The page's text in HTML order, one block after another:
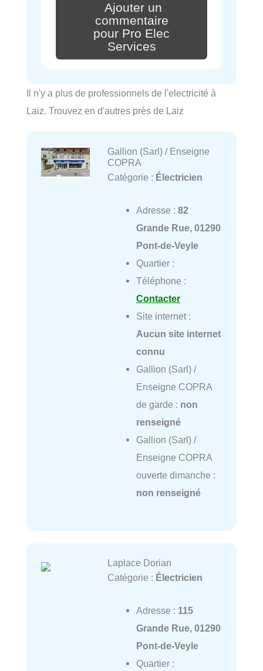
Ajouter un
commentaire
pour Pro Elec
Services
Il n'y a plus de professionnels de l'electricité à
Laiz. Trouvez en d'autres près de Laiz
Gallion (Sarl) / Enseigne
COPRA
Catégorie : Électricien
Adresse : 82
Grande Rue, 01290
Pont-de-Veyle
Quartier :
Téléphone :
Contacter
Site internet :
Aucun site internet
connu
Gallion (Sarl) /
Enseigne COPRA
de garde : non
renseigné
Gallion (Sarl) /
Enseigne COPRA
ouverte dimanche :
non renseigné
Laplace Dorian
Catégorie : Électricien
Adresse : 115
Grande Rue, 01290
Pont-de-Veyle
Quartier :